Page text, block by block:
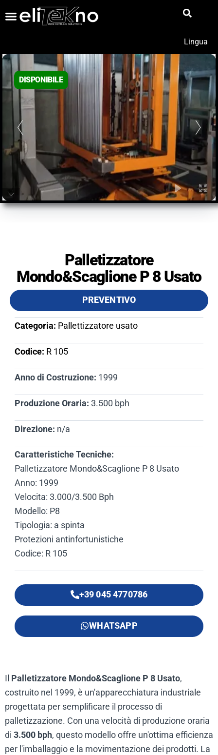
Lingua
DISPONIBILE
Palletizzatore
Mondo&Scaglione P 8 Usato
PREVENTIVO
Categoria: Pallettizzatore usato
Codice: R 105​
Anno di Costruzione: 1999
Produzione Oraria: 3.500 bph
Direzione: n/a
Caratteristiche Tecniche:
Palletizzatore Mondo&Scaglione P 8 Usato
Anno: 1999
Velocita: 3.000/3.500 Bph
Modello: P8
Tipologia: a spinta
Protezioni antinfortunistiche
Codice: R 105
+39 045 4770786
WHATSAPP
Il Palletizzatore Mondo&Scaglione P 8 Usato,
costruito nel 1999, è un'apparecchiatura industriale
progettata per semplificare il processo di
palletizzazione. Con una velocità di produzione oraria
di 3.500 bph, questo modello offre un'ottima efficienza
per l'imballaggio e la movimentazione dei prodotti. La